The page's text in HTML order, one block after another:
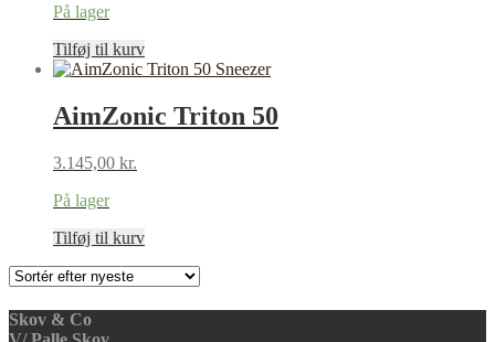
På lager
Tilføj til kurv
AimZonic Triton 50
3.145,00 kr.
På lager
Tilføj til kurv
Skov & Co